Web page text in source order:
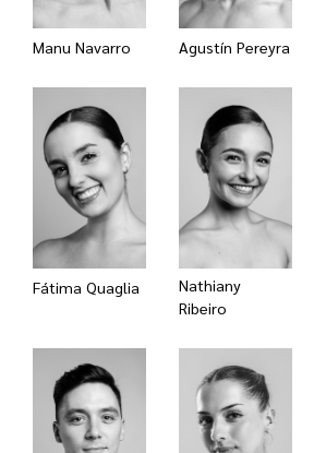
Manu Navarro Agustín Pereyra
Fátima Quaglia
Nathiany
Ribeiro